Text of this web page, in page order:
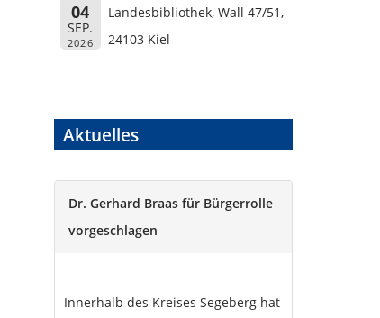
04
SEP.
2026
Landesbibliothek, Wall 47/51,
24103 Kiel
Aktuelles
Dr. Gerhard Braas für Bürgerrolle
vorgeschlagen
Innerhalb des Kreises Segeberg hat